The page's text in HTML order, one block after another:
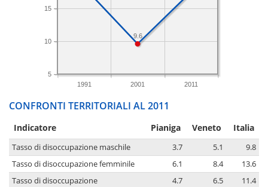
1991 2001 2011
5
10
15
9.6
CONFRONTI TERRITORIALI AL 2011
Indicatore Pianiga Veneto Italia
Tasso di disoccupazione maschile 3.7 5.1
9.8
Tasso di disoccupazione femminile
6.1 8.4
13.6
Tasso di disoccupazione
4.7 6.5
11.4